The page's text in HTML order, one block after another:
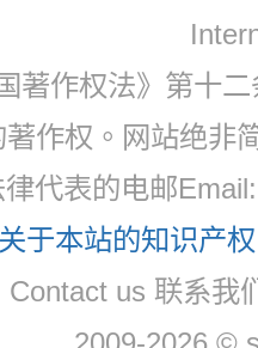
著作权法》第十
作权。网站绝非
律代表的电邮
关于本站的知识产
Contact us 联系我